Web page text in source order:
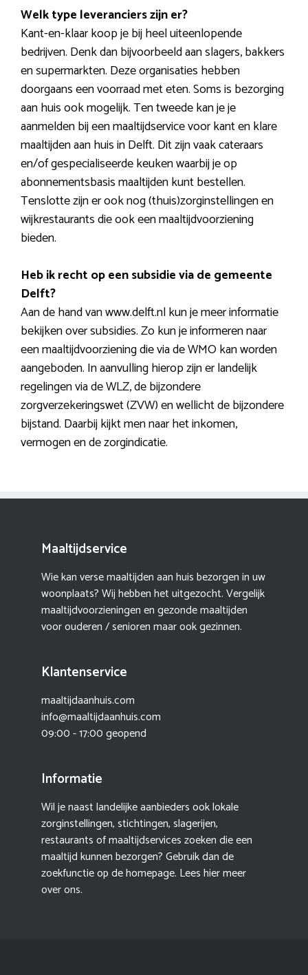
Welk type leveranciers zijn er?
Kant-en-klaar koop je bij heel uiteenlopende
bedrijven. Denk dan bijvoorbeeld aan slagers, bakkers
en supermarkten. Deze organisaties hebben
doorgaans een voorraad met eten. Soms is bezorging
aan huis ook mogelijk. Ten tweede kan je je
aanmelden bij een maaltijdservice voor kant en klare
maaltijden aan huis in Delft. Dit zijn vaak cateraars
en/of gespecialiseerde keuken waarbij je op
abonnementsbasis maaltijden kunt bestellen.
Tenslotte zijn er ook nog (thuis)zorginstellingen en
wijkrestaurants die ook een maaltijdvoorziening
bieden.
Heb ik recht op een subsidie via de gemeente
Delft?
Aan de hand van www.delft.nl kun je meer informatie
bekijken over subsidies. Zo kun je informeren naar
een maaltijdvoorziening die via de WMO kan worden
aangeboden. In aanvulling hierop zijn er landelijk
regelingen via de WLZ, de bijzondere
zorgverzekeringswet (ZVW) en wellicht de bijzondere
bijstand. Daarbij kijkt men naar het inkomen,
vermogen en de zorgindicatie.
Maaltijdservice
Wie kan verse maaltijden aan huis bezorgen in uw
woonplaats? Wij hebben het uitgezocht. Vergelijk
maaltijdvoorzieningen en gezonde maaltijden
voor ouderen / senioren maar ook gezinnen.
Klantenservice
maaltijdaanhuis.com
info@maaltijdaanhuis.com
09:00 - 17:00 geopend
Informatie
Wil je naast landelijke aanbieders ook lokale
zorginstellingen, stichtingen, slagerijen,
restaurants of maaltijdservices zoeken die een
maaltijd kunnen bezorgen? Gebruik dan de
zoekfunctie op de homepage. Lees hier meer
over ons.